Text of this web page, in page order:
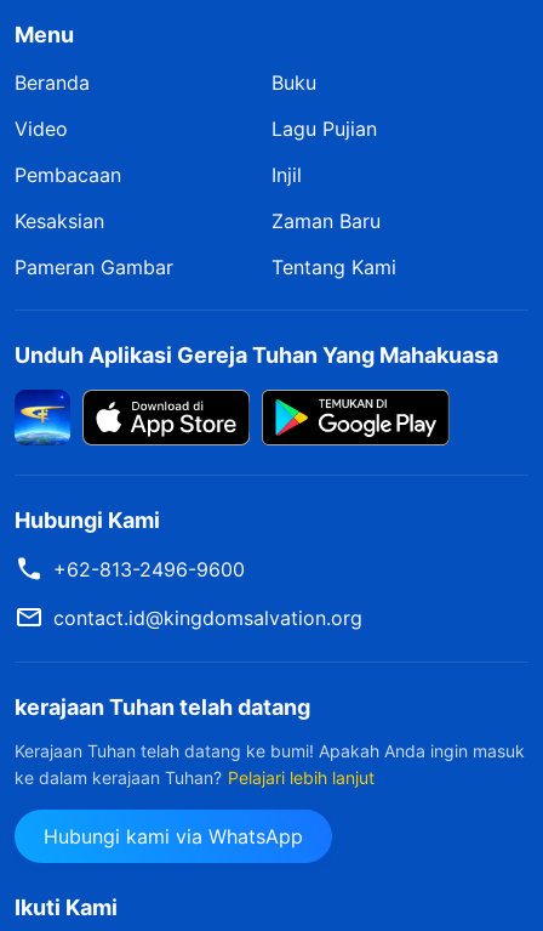
Menu
Beranda
Buku
Video
Lagu Pujian
Pembacaan
Injil
Kesaksian
Zaman Baru
Pameran Gambar
Tentang Kami
Unduh Aplikasi Gereja Tuhan Yang Mahakuasa
Hubungi Kami
+62-813-2496-9600
contact.id@kingdomsalvation.org
kerajaan Tuhan telah datang
Kerajaan Tuhan telah datang ke bumi! Apakah Anda ingin masuk
ke dalam kerajaan Tuhan? Pelajari lebih lanjut
Hubungi kami via WhatsApp
Ikuti Kami